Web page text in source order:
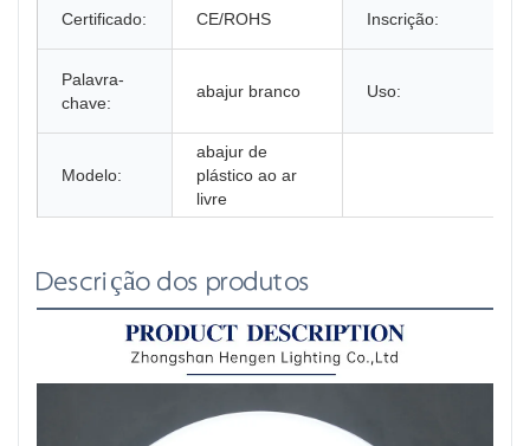
Certificado: CE/ROHS Inscrição:
Palavra-
chave:
abajur branco Uso:
Modelo:
abajur de
plástico ao ar
livre
Descrição dos produtos